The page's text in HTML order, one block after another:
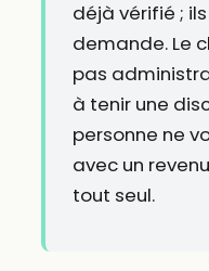
déjà vérifié ;
demande. Le
pas
à tenir une
personne ne
avec un
tout seul.